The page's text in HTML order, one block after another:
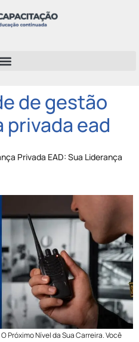
de gestão
privada ead
Privada EAD: Sua Liderança
Próximo Nível da Sua Carreira. Você